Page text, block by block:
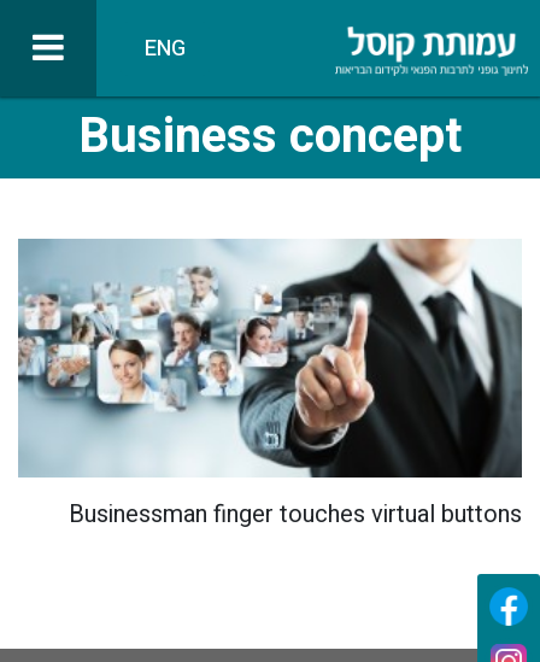
ENG
Business concept
Businessman finger touches virtual buttons